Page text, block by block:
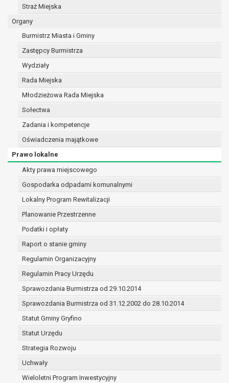
Straż Miejska
Organy
Burmistrz Miasta i Gminy
Zastępcy Burmistrza
Wydziały
Rada Miejska
Młodzieżowa Rada Miejska
Sołectwa
Zadania i kompetencje
Oświadczenia majątkowe
Prawo lokalne
Akty prawa miejscowego
Gospodarka odpadami komunalnymi
Lokalny Program Rewitalizacji
Planowanie Przestrzenne
Podatki i opłaty
Raport o stanie gminy
Regulamin Organizacyjny
Regulamin Pracy Urzędu
Sprawozdania Burmistrza od 29.10.2014
Sprawozdania Burmistrza od 31.12.2002 do 28.10.2014
Statut Gminy Gryfino
Statut Urzędu
Strategia Rozwoju
Uchwały
Wieloletni Program Inwestycyjny
e-mail:
realizacji zadań wynikających z przepisów prawa,
marca 1990 r. o samorządzie gminnym (Dz.U. z
zleconych przez instytucje nadrzędne wobec
ochrony żywotnych interesów osoby, której dane
władzy publicznej powierzonej administratorowi;
w pozostałych przypadkach dane osobowe
wcześniej udzielonej zgody w zakresie i celu
W związku z przetwarzaniem danych w celu wskazanym
udostępniane innym upoważnionym odbiorcom lub
osobowych. Odbiorcami mogą być:
podmioty, które przetwarzają dane osobowe w
zawartej z nim umowy powierzenia przetwarzania
podmioty upoważnione do odbioru danych
przepisów prawa.
Pani/Pana dane osobowe będą przetwarzane przez
jakiego zostały zebrane oraz zgodnie z terminami
W przypadku, gdy dane osobowe przetwarzane są na
dotyczą przetwarzanie odbywa się do czasu wycofania
W przypadku, gdy dane osobowe przetwarzane są w
przetwarzanie odbywa się przez okres niezbędny do
czasie w zakresie wymaganym przez przepisy prawa
roszczeń, a w przypadku wyrażenia zgody na
rozliczeniu umowy, do czasu wycofania tej zgody.
Ponadto w przypadku umów o dofinansowanie dane
przechowywane są przez okres wynikający z umowy o
beneficjentem a określoną instytucją, trwałości danego
dokumentacji projektu do celów kontrolnych.